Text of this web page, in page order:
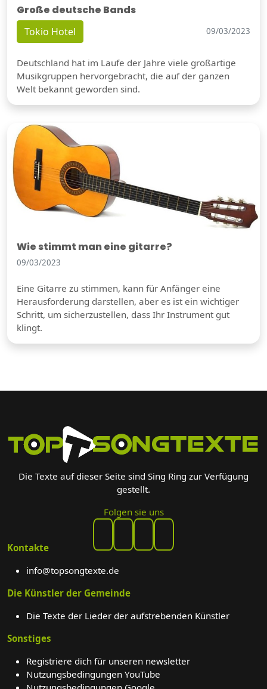
Große deutsche Bands
Tokio Hotel 09/03/2023
Deutschland hat im Laufe der Jahre viele großartige
Musikgruppen hervorgebracht, die auf der ganzen
Welt bekannt geworden sind.
Wie stimmt man eine gitarre?
09/03/2023
Eine Gitarre zu stimmen, kann für Anfänger eine
Herausforderung darstellen, aber es ist ein wichtiger
Schritt, um sicherzustellen, dass Ihr Instrument gut
klingt.
Die Texte auf dieser Seite sind Sing Ring zur Verfügung
gestellt.
Folgen sie uns
Kontakte
info@topsongtexte.de
Die Künstler der Gemeinde
Die Texte der Lieder der aufstrebenden Künstler
Sonstiges
Registriere dich für unseren newsletter
Nutzungsbedingungen YouTube